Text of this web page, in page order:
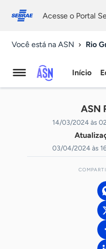
conosco
Acesse o Portal
Você está na ASN Rio
Agência
Sebrae
de
Notícias
Início
ASN
14/03/2024 às
03/04/2024 às